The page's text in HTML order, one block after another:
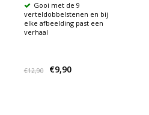
Gooi met de 9
verteldobbelstenen en bij
elke afbeelding past een
verhaal
€12,90 €9,90